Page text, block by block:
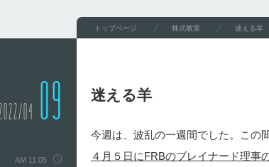
トップページ 株式教室 迷える羊
迷える羊
04 09
AM 11:05
今週は、波乱の一週間でした。この
４月５日にFRBのブレイナード理事